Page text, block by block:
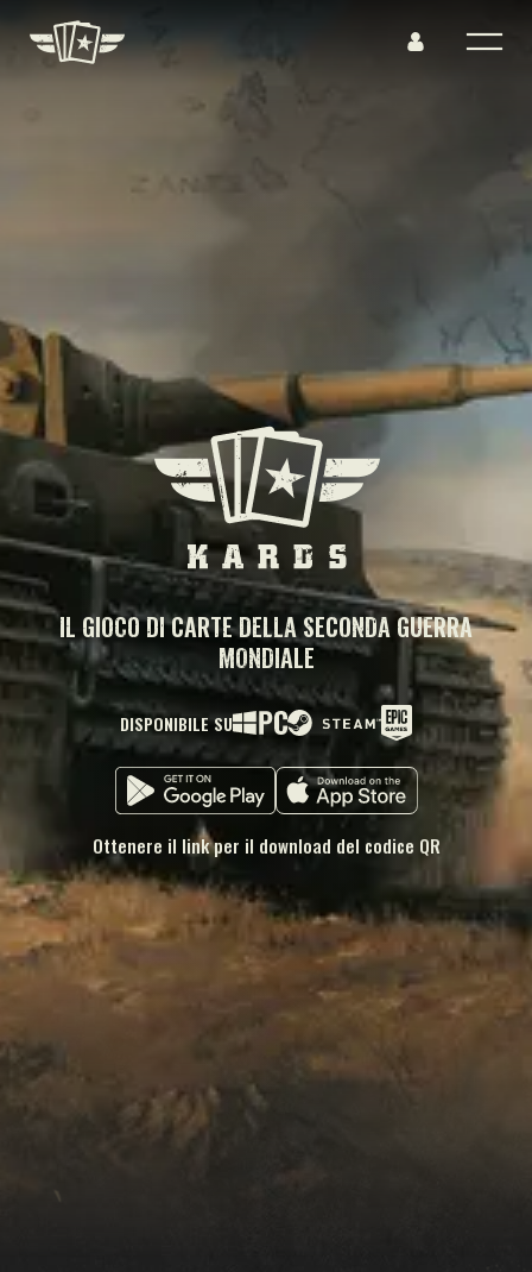
IL GIOCO DI CARTE DELLA SECONDA GUERRA
MONDIALE
DISPONIBILE SU
Ottenere il link per il download del codice QR